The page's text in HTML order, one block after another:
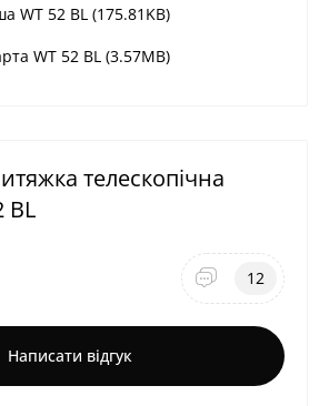
WT 52 BL (175.81KB)
WT 52 BL (3.57MB)
телескопічна
BL
12
Написати відгук